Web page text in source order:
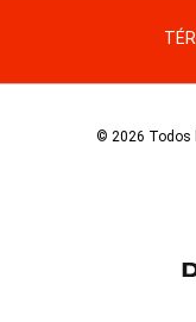
© 2026 Todos